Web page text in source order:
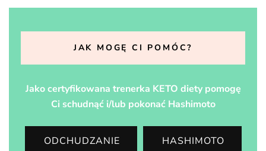
JAK MOGĘ CI POMÓC?
Jako certyfikowana trenerka KETO diety pomogę
Ci schudnąć i/lub pokonać Hashimoto
ODCHUDZANIE HASHIMOTO